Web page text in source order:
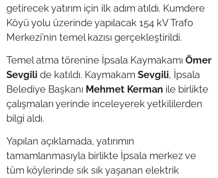
getirecek yatırım için ilk adım atıldı. Kumdere
Köyü yolu üzerinde yapılacak 154 kV Trafo
Merkezi’nin temel kazısı gerçekleştirildi.
Temel atma törenine İpsala Kaymakamı Ömer
Sevgili de katıldı. Kaymakam Sevgili, İpsala
Belediye Başkanı Mehmet Kerman ile birlikte
çalışmaları yerinde inceleyerek yetkililerden
bilgi aldı.
Yapılan açıklamada, yatırımın
tamamlanmasıyla birlikte İpsala merkez ve
tüm köylerinde sık sık yaşanan elektrik
TEKİRDAĞ
KIRKLARELİ
ÇANAKKALE
TÜRKİYE
Bölge
Güvenlik